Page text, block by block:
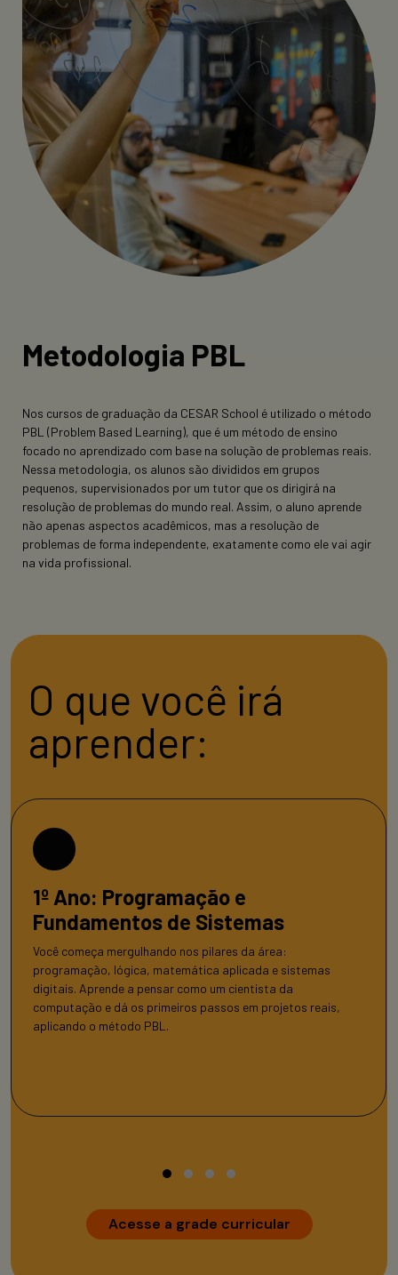
Metodologia PBL
Nos cursos de graduação da CESAR School é utilizado o método
PBL (Problem Based Learning), que é um método de ensino
focado no aprendizado com base na solução de problemas reais.
Nessa metodologia, os alunos são divididos em grupos
pequenos, supervisionados por um tutor que os dirigirá na
resolução de problemas do mundo real. Assim, o aluno aprende
não apenas aspectos acadêmicos, mas a resolução de
problemas de forma independente, exatamente como ele vai agir
na vida profissional.
O que você irá
aprender:
1º Ano: Programação e
Fundamentos de Sistemas
Você começa mergulhando nos pilares da área:
programação, lógica, matemática aplicada e sistemas
digitais. Aprende a pensar como um cientista da
computação e dá os primeiros passos em projetos reais,
aplicando o método PBL.
Acesse a grade curricular